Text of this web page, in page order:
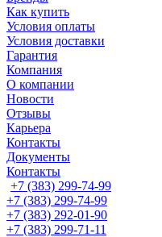
Как купить
Условия оплаты
Условия доставки
Гарантия
Компания
О компании
Новости
Отзывы
Карьера
Контакты
Документы
Контакты
+7 (383) 299-74-99
+7 (383) 299-74-99
+7 (383) 292-01-90
+7 (383) 299-71-11